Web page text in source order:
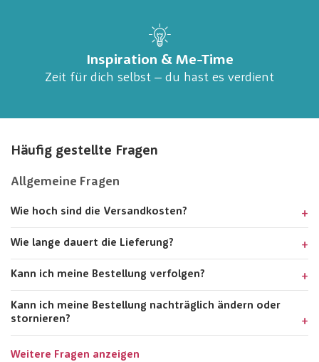
Inspiration & Me-Time
Zeit für dich selbst – du hast es verdient
Häufig gestellte Fragen
Allgemeine Fragen
Wie hoch sind die Versandkosten?
Wie lange dauert die Lieferung?
Kann ich meine Bestellung verfolgen?
Kann ich meine Bestellung nachträglich ändern oder
stornieren?
Weitere Fragen anzeigen